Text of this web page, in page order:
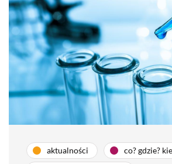
aktualności
co? gdzie?